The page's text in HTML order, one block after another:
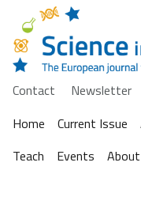
Contact Newsletter
Home
Current Issue
Teach
Events About